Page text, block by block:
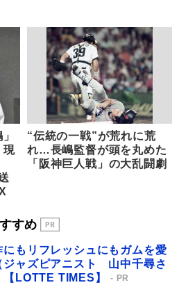
現
“伝統の一戦”が荒れに荒
れ…長嶋監督が頭を丸めた
「阪神巨人戦」の大乱闘劇
すめ
にもリフレッシュにもガムを愛
ジャズピアニスト 山中千尋さ
【LOTTE TIMES】
PR